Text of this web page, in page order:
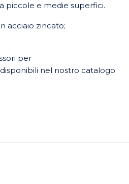
piccole e medie superfici.
acciaio zincato;
per
disponibili nel nostro catalogo